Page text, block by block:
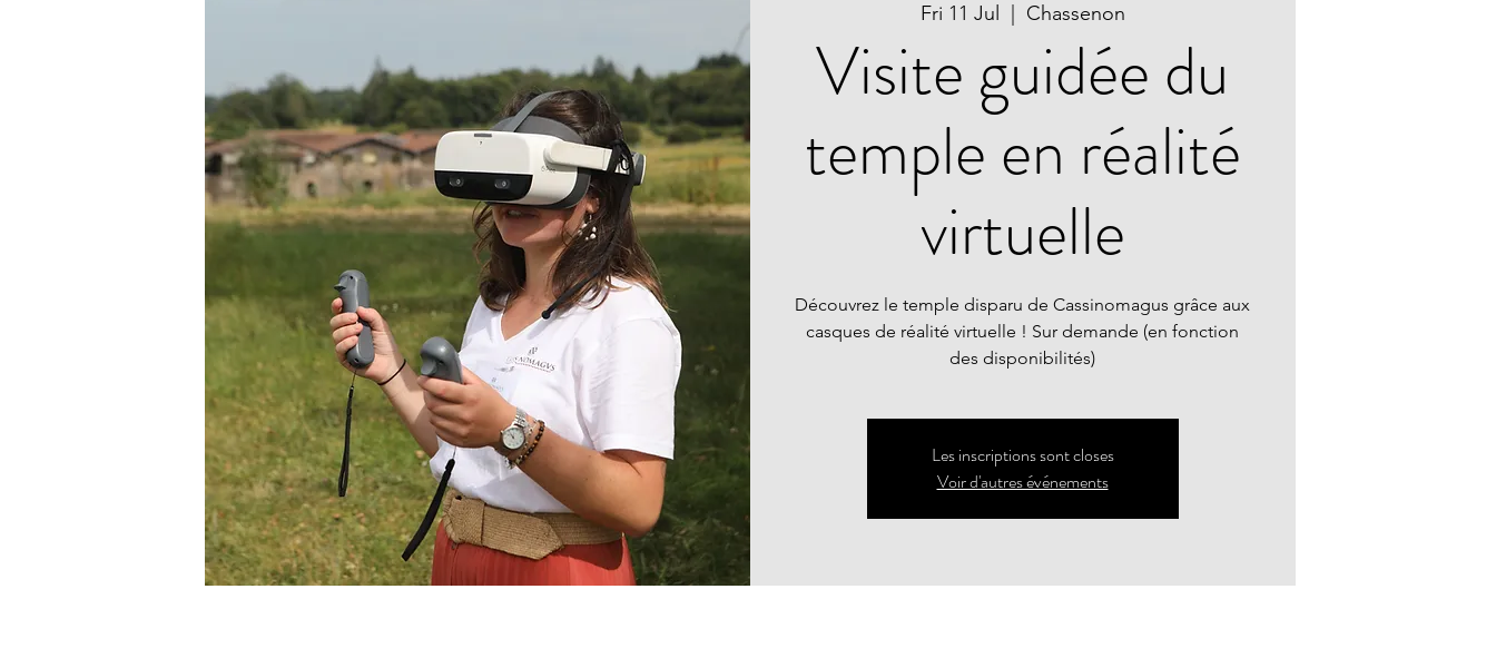
Fri 11 Jul Chassenon
Visite guidée du
temple en réalité
virtuelle
Découvrez le temple disparu de Cassinomagus grâce aux
casques de réalité virtuelle ! Sur demande (en fonction
des disponibilités)
Les inscriptions sont closes
Voir d'autres événements